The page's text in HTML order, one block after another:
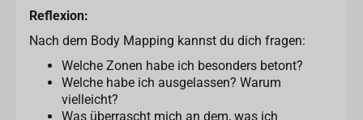
Reflexion:
Nach dem Body Mapping kannst du dich fragen:
Welche Zonen habe ich besonders betont?
Welche habe ich ausgelassen? Warum
vielleicht?
Was überrascht mich an dem, was ich